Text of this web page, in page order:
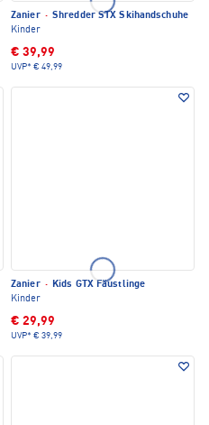
Zanier · Shredder STX Skihandschuhe
Kinder
€ 39,99
UVP* € 49,99
Zanier · Kids GTX Fäustlinge
Kinder
€ 29,99
UVP* € 39,99